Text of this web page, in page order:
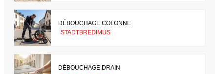
DÉBOUCHAGE COLONNE
STADTBREDIMUS
DÉBOUCHAGE DRAIN